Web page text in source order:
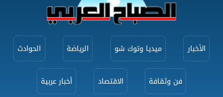
الأخبار ميديا وتوك شو الرياضة الحوادث
فن وثقافة الاقتصاد أخبار عربية